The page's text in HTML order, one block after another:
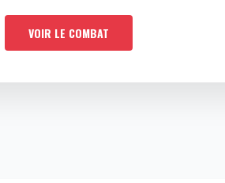
VOIR LE COMBAT